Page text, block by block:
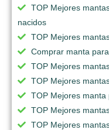
TOP Mejores
nacidos
TOP Mejores
Comprar manta
TOP Mejores
TOP Mejores
TOP Mejores
TOP Mejores
TOP Mejores